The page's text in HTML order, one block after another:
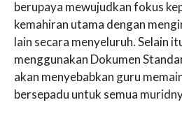
berupaya mewujudkan fokus
kemahiran utama dengan
lain secara menyeluruh. Selain
menggunakan Dokumen
akan menyebabkan guru
bersepadu untuk semua